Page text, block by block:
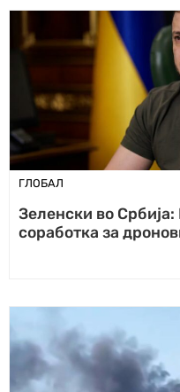
ГЛОБАЛ
Зеленски во
соработка за